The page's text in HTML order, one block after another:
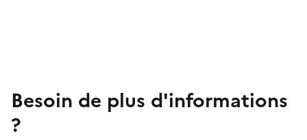
Besoin de plus d'informations
?